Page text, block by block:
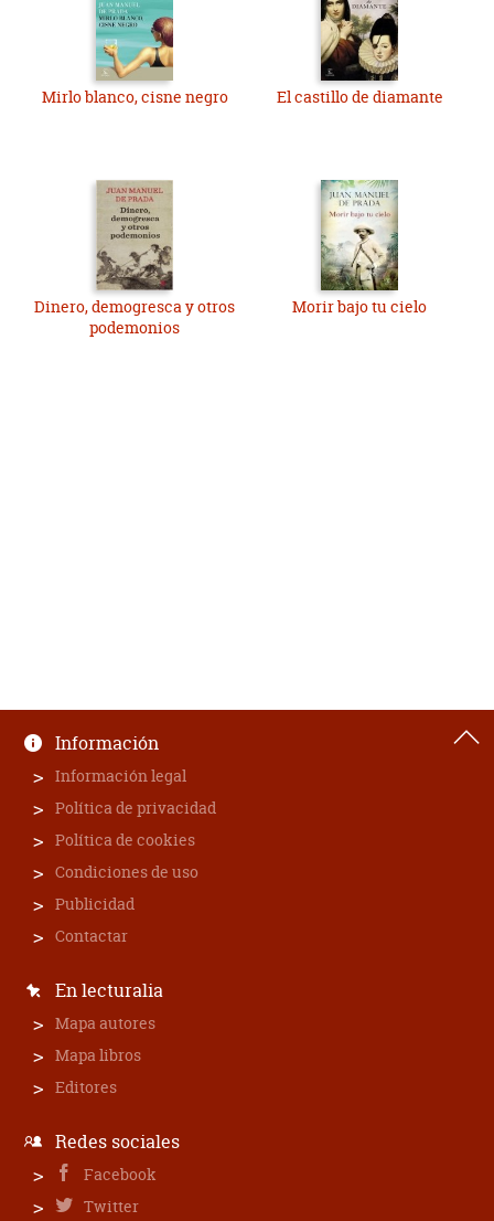
Mirlo blanco, cisne negro El castillo de diamante
Dinero, demogresca y otros
podemonios
Morir bajo tu cielo
Información
Información legal
Política de privacidad
Política de cookies
Condiciones de uso
Publicidad
Contactar
En lecturalia
Mapa autores
Mapa libros
Editores
Redes sociales
Facebook
Twitter